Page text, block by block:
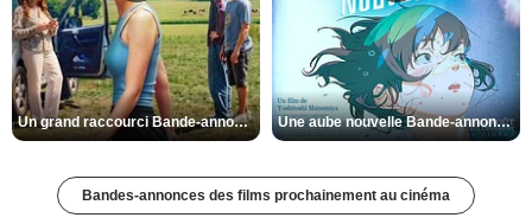
Un grand raccourci Bande-annonce VF Une aube nouvelle Bande-annonce VO STFR
Bandes-annonces des films prochainement au cinéma